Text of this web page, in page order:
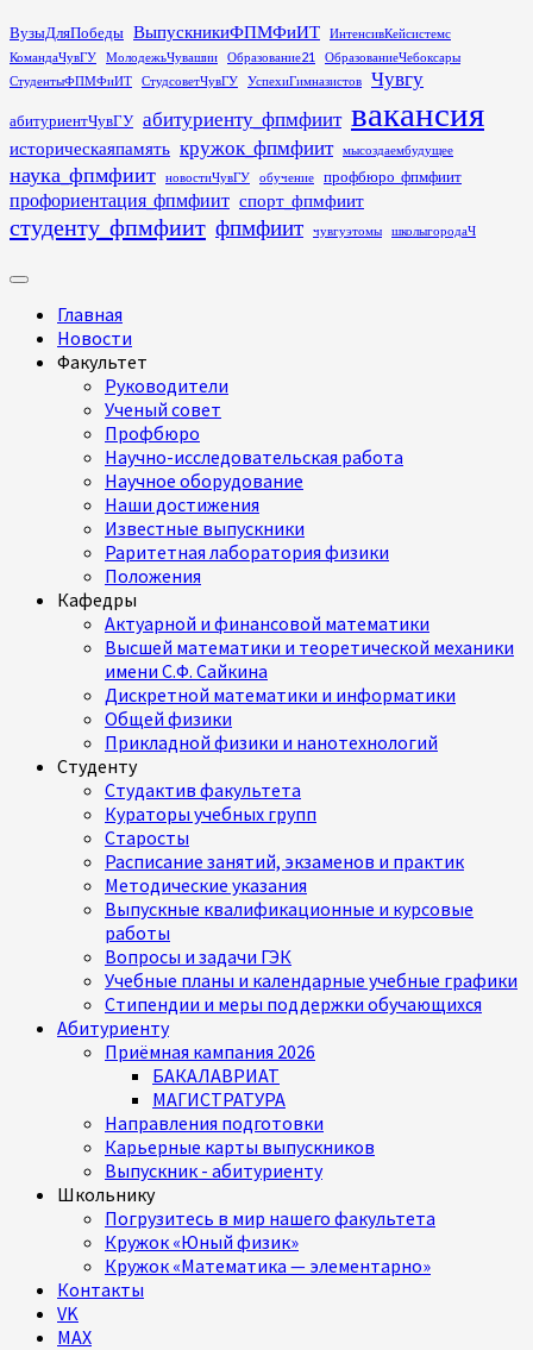
Перейти
к
содержимому
ВузыДляПобеды ВыпускникиФПМФиИТ
ИнтенсивКейсистемс
КомандаЧувГУ
МолодежьЧувашии Образование21
ОбразованиеЧебоксары
СтудентыФПМФиИТ
СтудсоветЧувГУ УспехиГимназистов Чувгу
абитуриентЧувГУ абитуриенту_фпмфиит вакансия
историческаяпамять кружок_фпмфиит мысоздаембудущее
наука_фпмфиит новостиЧувГУ обучение профбюро_фпмфиит
профориентация_фпмфиит спорт_фпмфиит
студенту_фпмфиит фпмфиит чувгуэтомы школыгородаЧ
Основное
Главная
Новости
Факультет
Руководители
Ученый совет
Профбюро
Научно-исследовательская работа
Научное оборудование
Наши достижения
Известные выпускники
Раритетная лаборатория физики
Положения
Кафедры
Актуарной и финансовой математики
Высшей математики и теоретической механики
имени С.Ф. Сайкина
Дискретной математики и информатики
Общей физики
Прикладной физики и нанотехнологий
Студенту
Студактив факультета
Кураторы учебных групп
Старосты
Расписание занятий, экзаменов и практик
Методические указания
Выпускные квалификационные и курсовые
работы
Вопросы и задачи ГЭК
Учебные планы и календарные учебные графики
Стипендии и меры поддержки обучающихся
Абитуриенту
Приёмная кампания 2026
БАКАЛАВРИАТ
МАГИСТРАТУРА
Направления подготовки
Карьерные карты выпускников
Выпускник - абитуриенту
Школьнику
Погрузитесь в мир нашего факультета
Кружок «Юный физик»
Кружок «Математика — элементарно»
Контакты
VK
MAX